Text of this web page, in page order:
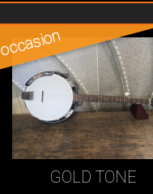
occasion
GOLD TONE